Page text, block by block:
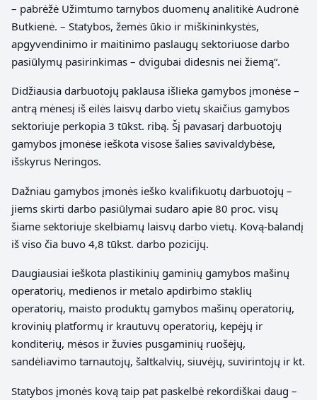
– pabrėžė Užimtumo tarnybos duomenų analitikė Audronė
Butkienė. – Statybos, žemės ūkio ir miškininkystės,
apgyvendinimo ir maitinimo paslaugų sektoriuose darbo
pasiūlymų pasirinkimas – dvigubai didesnis nei žiemą“.
Didžiausia darbuotojų paklausa išlieka gamybos įmonėse –
antrą mėnesį iš eilės laisvų darbo vietų skaičius gamybos
sektoriuje perkopia 3 tūkst. ribą. Šį pavasarį darbuotojų
gamybos įmonėse ieškota visose šalies savivaldybėse,
išskyrus Neringos.
Dažniau gamybos įmonės ieško kvalifikuotų darbuotojų –
jiems skirti darbo pasiūlymai sudaro apie 80 proc. visų
šiame sektoriuje skelbiamų laisvų darbo vietų. Kovą-balandį
iš viso čia buvo 4,8 tūkst. darbo pozicijų.
Daugiausiai ieškota plastikinių gaminių gamybos mašinų
operatorių, medienos ir metalo apdirbimo staklių
operatorių, maisto produktų gamybos mašinų operatorių,
krovinių platformų ir krautuvų operatorių, kepėjų ir
konditerių, mėsos ir žuvies pusgaminių ruošėjų,
sandėliavimo tarnautojų, šaltkalvių, siuvėjų, suvirintojų ir kt.
Statybos įmonės kovą taip pat paskelbė rekordiškai daug –